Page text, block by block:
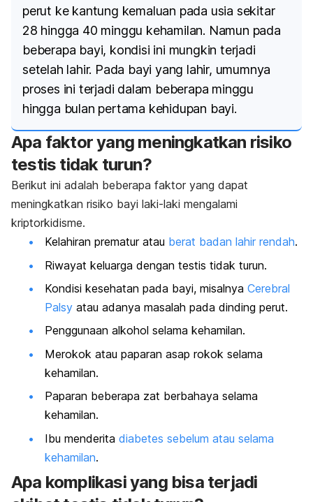
perut ke kantung kemaluan pada usia sekitar
28 hingga 40 minggu kehamilan. Namun pada
beberapa bayi, kondisi ini mungkin terjadi
setelah lahir. Pada bayi yang lahir, umumnya
proses ini terjadi dalam beberapa minggu
hingga bulan pertama kehidupan bayi.
Apa faktor yang meningkatkan risiko
testis tidak turun?
Berikut ini adalah beberapa faktor yang dapat
meningkatkan risiko bayi laki-laki mengalami
kriptorkidisme.
Kelahiran prematur atau berat badan lahir rendah.
Riwayat keluarga dengan testis tidak turun.
Kondisi kesehatan pada bayi, misalnya Cerebral
Palsy atau adanya masalah pada dinding perut.
Penggunaan alkohol selama kehamilan.
Merokok atau paparan asap rokok selama
kehamilan.
Paparan beberapa zat berbahaya selama
kehamilan.
Ibu menderita diabetes sebelum atau selama
kehamilan.
Apa komplikasi yang bisa terjadi